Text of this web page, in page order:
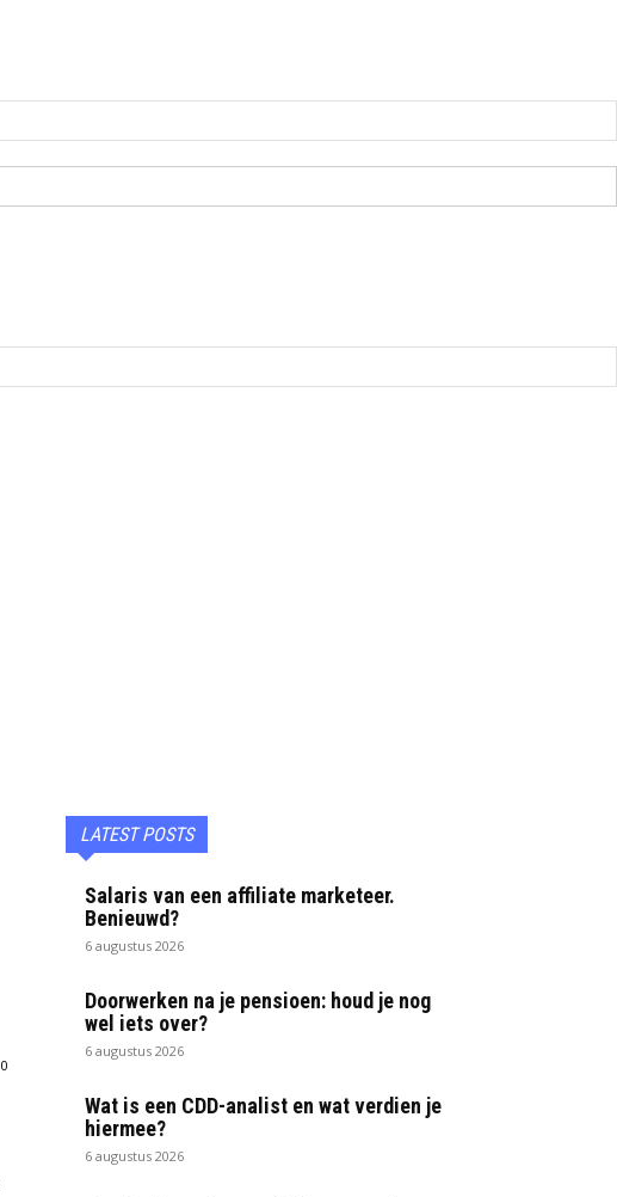
0
LATEST POSTS
Salaris van een affiliate marketeer.
Benieuwd?
6 augustus 2026
Doorwerken na je pensioen: houd je nog
wel iets over?
6 augustus 2026
Wat is een CDD-analist en wat verdien je
hiermee?
6 augustus 2026